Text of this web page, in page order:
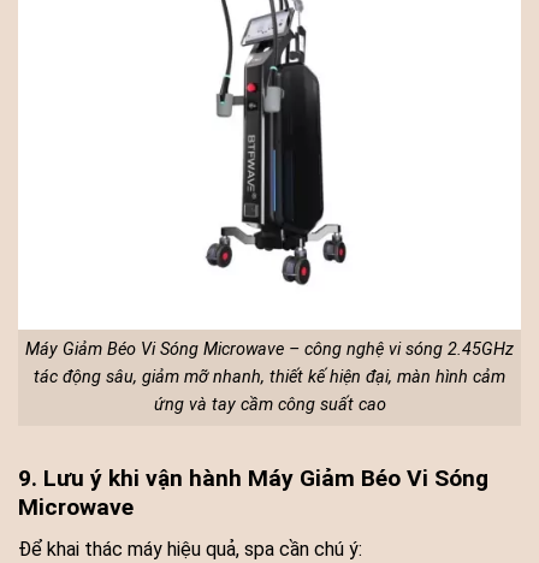
Máy Giảm Béo Vi Sóng Microwave – công nghệ vi sóng 2.45GHz
tác động sâu, giảm mỡ nhanh, thiết kế hiện đại, màn hình cảm
ứng và tay cầm công suất cao
9. Lưu ý khi vận hành Máy Giảm Béo Vi Sóng
Microwave
Để khai thác máy hiệu quả, spa cần chú ý: